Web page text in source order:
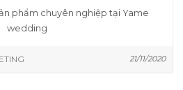
phẩm chuyên nghiệp tại Yame
wedding
21/11/2020